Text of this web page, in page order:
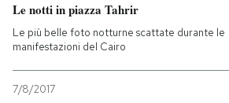
Le notti in piazza Tahrir
Le più belle foto notturne scattate durante le
manifestazioni del Cairo
7/8/2017